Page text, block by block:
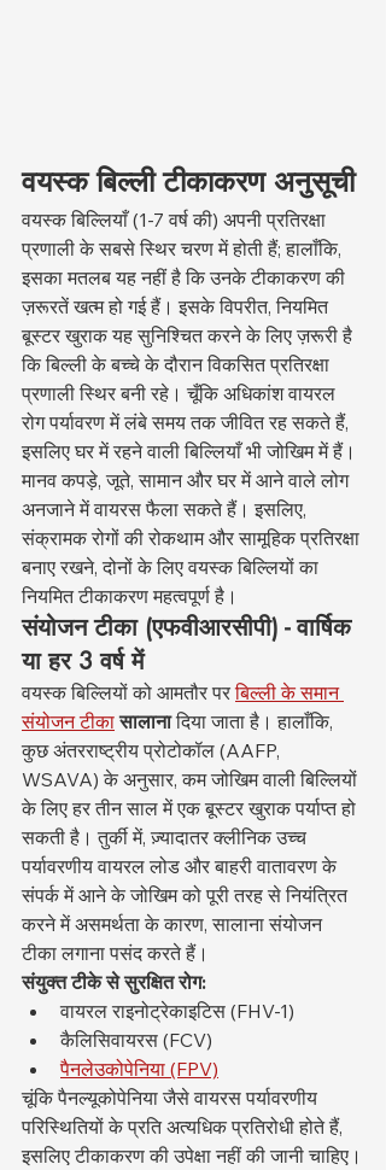
वयस्क बिल्ली टीकाकरण अनुसूची
वयस्क बिल्लियाँ (1-7 वर्ष की) अपनी प्रतिरक्षा
प्रणाली के सबसे स्थिर चरण में होती हैं; हालाँकि,
इसका मतलब यह नहीं है कि उनके टीकाकरण की
ज़रूरतें खत्म हो गई हैं। इसके विपरीत, नियमित
बूस्टर खुराक यह सुनिश्चित करने के लिए ज़रूरी है
कि बिल्ली के बच्चे के दौरान विकसित प्रतिरक्षा
प्रणाली स्थिर बनी रहे। चूँकि अधिकांश वायरल
रोग पर्यावरण में लंबे समय तक जीवित रह सकते हैं,
इसलिए घर में रहने वाली बिल्लियाँ भी जोखिम में हैं।
मानव कपड़े, जूते, सामान और घर में आने वाले लोग
अनजाने में वायरस फैला सकते हैं। इसलिए,
संक्रामक रोगों की रोकथाम और सामूहिक प्रतिरक्षा
बनाए रखने, दोनों के लिए वयस्क बिल्लियों का
नियमित टीकाकरण महत्वपूर्ण है।
संयोजन टीका (एफवीआरसीपी) - वार्षिक
या हर 3 वर्ष में
वयस्क बिल्लियों को आमतौर पर बिल्ली के समान
संयोजन टीका सालाना दिया जाता है। हालाँकि,
कुछ अंतरराष्ट्रीय प्रोटोकॉल (AAFP,
WSAVA) के अनुसार, कम जोखिम वाली बिल्लियों
के लिए हर तीन साल में एक बूस्टर खुराक पर्याप्त हो
सकती है। तुर्की में, ज़्यादातर क्लीनिक उच्च
पर्यावरणीय वायरल लोड और बाहरी वातावरण के
संपर्क में आने के जोखिम को पूरी तरह से नियंत्रित
करने में असमर्थता के कारण, सालाना संयोजन
टीका लगाना पसंद करते हैं।
संयुक्त टीके से सुरक्षित रोग:
वायरल राइनोट्रेकाइटिस (FHV-1)
कैलिसिवायरस (FCV)
पैनलेउकोपेनिया (FPV)
चूंकि पैनल्यूकोपेनिया जैसे वायरस पर्यावरणीय
परिस्थितियों के प्रति अत्यधिक प्रतिरोधी होते हैं,
इसलिए टीकाकरण की उपेक्षा नहीं की जानी चाहिए।